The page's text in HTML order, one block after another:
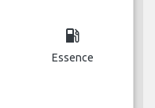
local_gas_station
Essence